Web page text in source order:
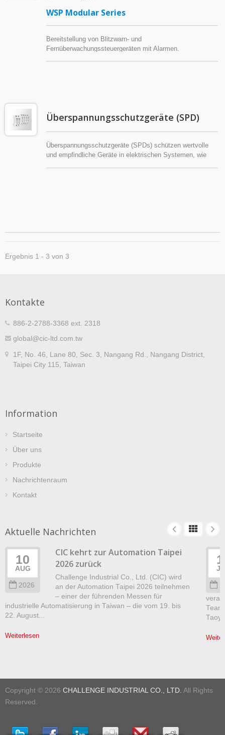
WSP Modular Series
Bereitstellung von Blitzwarn- und
Fernüberwachungssteuergeräten mit Alarmen.
Überspannungsschutzgeräte (SPD)
Überspannungsschutzgeräte (SPDs) schützen wertvolle
und empfindliche Geräte in elektrischen Systemen, wie
Ergebnis 1 - 3 von 3
Kontakte
886-2-2788-3368 ext. 2318
global@cic-ltd.com.tw
1F, No. 46, Lane 80, Sec. 3, Nangang Rd., Nangang District,
Taipei City 115, Taiwan
Information
Startseite
Über uns
Produkte
Nachrichtenraum
Kontakt
Aktuelle Nachrichten
10
AUG
2026
CIC kehrt zur Automation Taipei
2026 zurück
Challenge Industrial Co., Ltd. (CIC) wird
an der Automation Taipei 2026 teilnehmen
– einer der führenden Messen für
industrielle Automatisierung in Taiwan – die vom 19. bis
22. August...
Weiterlesen
Copyright © 2026 CHALLENGE INDUSTRIAL CO., LTD. All Rights
Reserved.